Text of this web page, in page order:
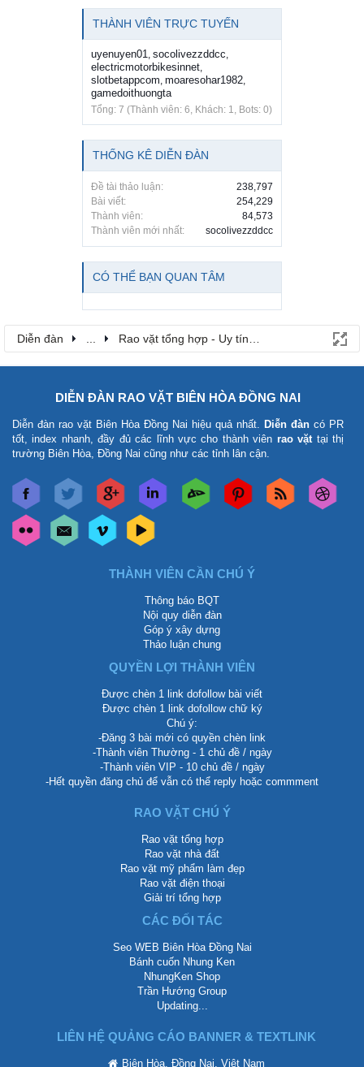
THÀNH VIÊN TRỰC TUYẾN
uyenuyen01 socolivezzddcc
electricmotorbikesinnet
slotbetappcom moaresohar1982
gamedoithuongta
Tổng: 7 (Thành viên: 6, Khách: 1, Bots: 0)
THỐNG KÊ DIỄN ĐÀN
Đề tài thảo luận:
238,797
Bài viết:
254,229
Thành viên:
84,573
Thành viên mới nhất:
socolivezzddcc
CÓ THỂ BẠN QUAN TÂM
Diễn đàn Rao vặt tổng hợp - Uy tín - Miễn phí
DIỄN ĐÀN RAO VẶT BIÊN HÒA ĐỒNG NAI
Diễn đàn rao vặt Biên Hòa Đồng Nai hiệu quả nhất. Diễn đàn có PR
tốt, index nhanh, đầy đủ các lĩnh vực cho thành viên rao vặt tại thị
trường Biên Hòa, Đồng Nai cũng như các tỉnh lân cận.
THÀNH VIÊN CẦN CHÚ Ý
Thông báo BQT
Nội quy diễn đàn
Góp ý xây dựng
Thảo luận chung
QUYỀN LỢI THÀNH VIÊN
Được chèn 1 link dofollow bài viết
Được chèn 1 link dofollow chữ ký
Chú ý:
-Đăng 3 bài mới có quyền chèn link
-Thành viên Thường - 1 chủ đề / ngày
-Thành viên VIP - 10 chủ đề / ngày
-Hết quyền đăng chủ để vẫn có thể reply hoặc commment
RAO VẶT CHÚ Ý
Rao vặt tổng hợp
Rao vặt nhà đất
Rao vặt mỹ phẩm làm đẹp
Rao vặt điện thoại
Giải trí tổng hợp
CÁC ĐỐI TÁC
Seo WEB Biên Hòa Đồng Nai
Bánh cuốn Nhung Ken
NhungKen Shop
Trần Hướng Group
Updating...
LIÊN HỆ QUẢNG CÁO BANNER & TEXTLINK
Biên Hòa, Đồng Nai, Việt Nam